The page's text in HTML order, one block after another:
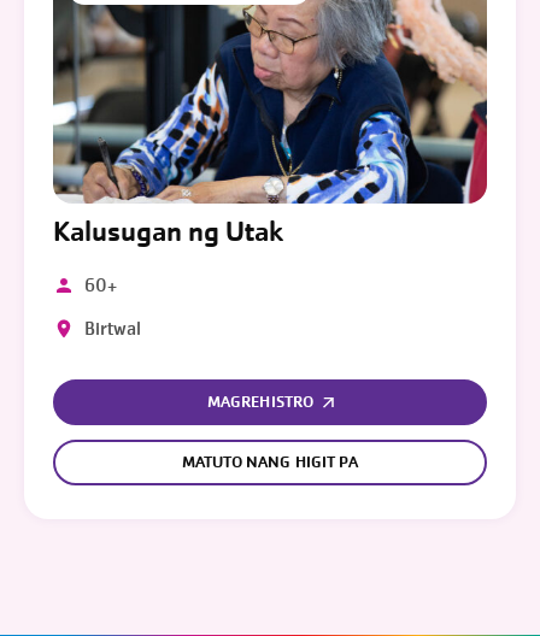
Kalusugan ng Utak
60+
Birtwal
MAGREHISTRO
MATUTO NANG HIGIT PA